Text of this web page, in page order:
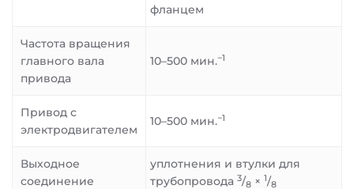
фланцем
Частота вращения
главного вала
привода
10–500 мин.−1
Привод с
электродвигателем
10–500 мин.−1
Выходное
соединение
уплотнения и втулки для
трубопровода 3/8 × 1/8